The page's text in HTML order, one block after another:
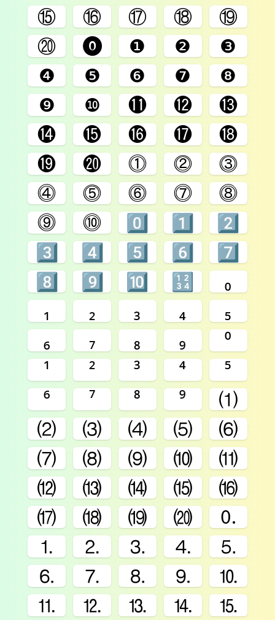
⑮
⑯ ⑰ ⑱
⑲
⑳
⓿ ❶ ❷
❸
❹
❺ ❻ ❼
❽
❾
❿ ⓫ ⓬
⓭
⓮
⓯ ⓰ ⓱
⓲
⓳
⓴ ⓵ ⓶
⓷
⓸
⓹ ⓺ ⓻
⓼
⓽
⓾ 0️⃣ 1️⃣
2️⃣
3️⃣
4️⃣ 5️⃣ 6️⃣
7️⃣
8️⃣
9️⃣ 🔟 🔢
₀
₁
₂ ₃ ₄
₅
₆
₇ ₈ ₉
⁰
¹
² ³ ⁴
⁵
⁶
⁷ ⁸ ⁹
⑴
⑵
⑶ ⑷ ⑸
⑹
⑺
⑻ ⑼ ⑽
⑾
⑿
⒀ ⒁ ⒂
⒃
⒄
⒅ ⒆ ⒇
🄀
⒈
⒉ ⒊ ⒋
⒌
⒍
⒎ ⒏ ⒐
⒑
⒒
⒓ ⒔ ⒕ ⒖